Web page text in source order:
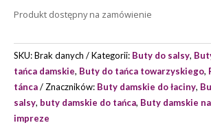
URSA
RAY
ROSE
*
Produkt dostępny na zamówienie
SKU:Brak danych Kategorii: Buty do salsy,
tańca damskie, Buty do tańca towarzyskiego,
tánca
Znaczników: Buty damskie do łaciny,
salsy, buty damskie do tańca, Buty damskie
impreze